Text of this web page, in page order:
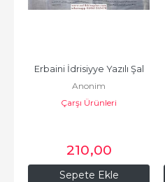
Sepete Ekle
Erbaini İdrisiyye Yazılı Şal
Anonim
Çarşı Ürünleri
210,00